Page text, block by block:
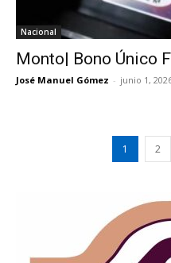
Nacional
Monto| Bono Único
José Manuel Gómez - junio 1,
1 2